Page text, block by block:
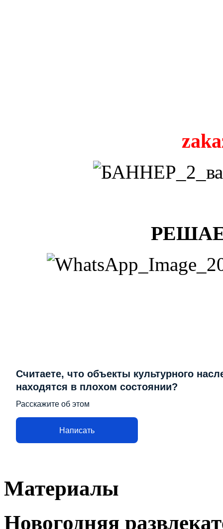
Считаете, что объекты культурного
находятся в плохом состоянии?
Расскажите об этом
Написать
Материалы
Новогодняя